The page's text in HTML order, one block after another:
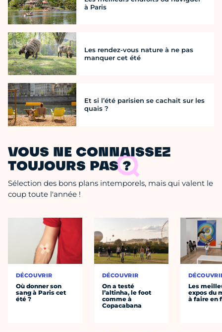
à Paris
Les rendez-vous nature à ne pas
manquer cet été
Et si l’été parisien se cachait sur les
quais ?
VOUS NE CONNAISSEZ
TOUJOURS PAS ?
Sélection des bons plans intemporels, mais qui valent le
coup toute l'année !
DÉCOUVRIR
Où donner son
sang à Paris cet
été ?
DÉCOUVRIR
On a testé
l’altinha, le foot
comme à
Copacabana
Les
expos du
à faire en